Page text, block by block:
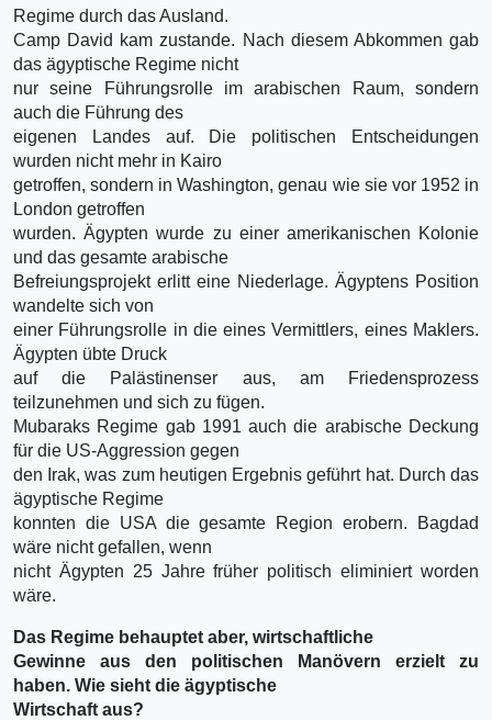
Regime durch das Ausland.
Camp David kam zustande. Nach diesem Abkommen gab
das ägyptische Regime nicht
nur seine Führungsrolle im arabischen Raum, sondern
auch die Führung des
eigenen Landes auf. Die politischen Entscheidungen
wurden nicht mehr in Kairo
getroffen, sondern in Washington, genau wie sie vor 1952 in
London getroffen
wurden. Ägypten wurde zu einer amerikanischen Kolonie
und das gesamte arabische
Befreiungsprojekt erlitt eine Niederlage. Ägyptens Position
wandelte sich von
einer Führungsrolle in die eines Vermittlers, eines Maklers.
Ägypten übte Druck
auf die Palästinenser aus, am Friedensprozess
teilzunehmen und sich zu fügen.
Mubaraks Regime gab 1991 auch die arabische Deckung
für die US-Aggression gegen
den Irak, was zum heutigen Ergebnis geführt hat. Durch das
ägyptische Regime
konnten die USA die gesamte Region erobern. Bagdad
wäre nicht gefallen, wenn
nicht Ägypten 25 Jahre früher politisch eliminiert worden
wäre.
Das Regime behauptet aber, wirtschaftliche
Gewinne aus den politischen Manövern erzielt zu
haben. Wie sieht die ägyptische
Wirtschaft aus?